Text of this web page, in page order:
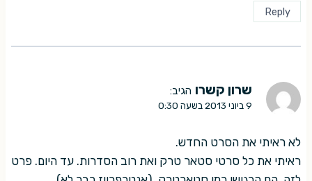
Reply
שרון קשרו הגיב:
9 ביוני 2013 בשעה 0:30
לא ראיתי את הסרט החדש.
ראיתי את כל סרטי סטאר טרק ואת רוב הסדרות. עד היום. פרט